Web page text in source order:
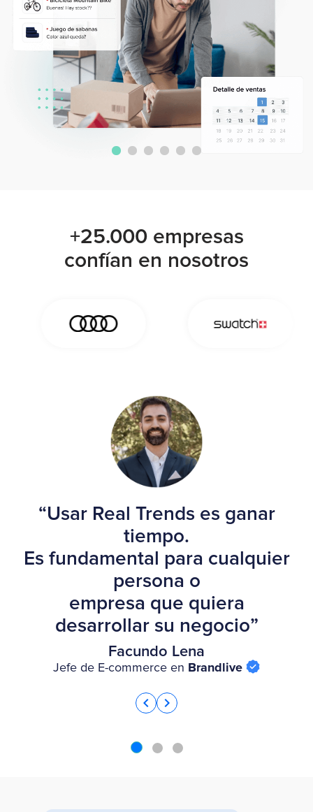
+25.000 empresas
confían en nosotros
“Usar Real Trends es ganar
tiempo.
Es fundamental para cualquier
persona o
empresa que quiera
desarrollar su negocio”
Facundo Lena
Jefe de E-commerce en Brandlive
chevron_left chevron_right